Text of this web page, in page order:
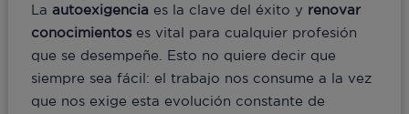
La autoexigencia es la clave del éxito y renovar
conocimientoses vital para cualquier profesión
que se desempeñe. Esto no quiere decir que
siempre sea fácil: el trabajo nos consume a la vez
que nos exige esta evolución constante de